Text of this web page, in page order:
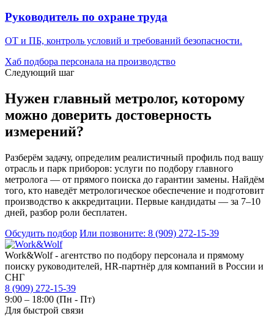
Руководитель по охране труда
ОТ и ПБ, контроль условий и требований безопасности.
Хаб подбора персонала на производство
Следующий шаг
Нужен главный метролог, которому
можно доверить достоверность
измерений?
Разберём задачу, определим реалистичный профиль под вашу
отрасль и парк приборов: услуги по подбору главного
метролога — от прямого поиска до гарантии замены. Найдём
того, кто наведёт метрологическое обеспечение и подготовит
производство к аккредитации. Первые кандидаты — за 7–10
дней, разбор роли бесплатен.
Обсудить подбор Или позвоните: 8 (909) 272-15-39
Work&Wolf - агентство по подбору персонала и прямому
поиску руководителей, HR-партнёр для компаний в России и
СНГ
8 (909) 272-15-39
9:00 – 18:00 (Пн - Пт)
Для быстрой связи